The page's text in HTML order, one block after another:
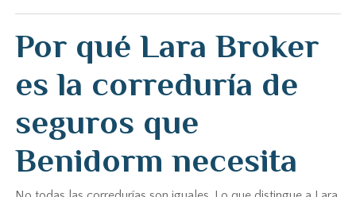
Por qué Lara Broker
es la correduría de
seguros que
Benidorm necesita